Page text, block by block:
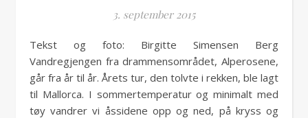
3. september 2015
Tekst og foto: Birgitte Simensen Berg
Vandregjengen fra drammensområdet, Alperosene,
går fra år til år. Årets tur, den tolvte i rekken, ble lagt
til Mallorca. I sommertemperatur og minimalt med
tøy vandrer vi åssidene opp og ned, på kryss og